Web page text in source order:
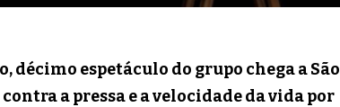
décimo espetáculo do grupo chega a São
a pressa e a velocidade da vida por